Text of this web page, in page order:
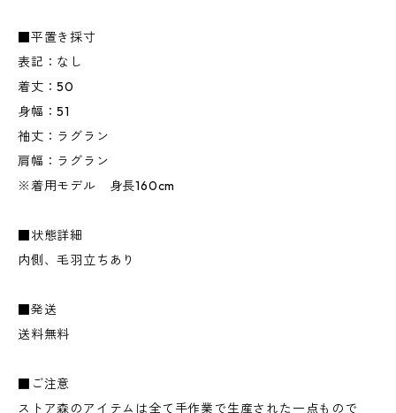
■平置き採寸
表記：なし
着丈：50
身幅：51
袖丈：ラグラン
肩幅：ラグラン
※着用モデル 身長160cm
■状態詳細
内側、毛羽立ちあり
■発送
送料無料
■ご注意
ストア森のアイテムは全て手作業で生産された一点もので